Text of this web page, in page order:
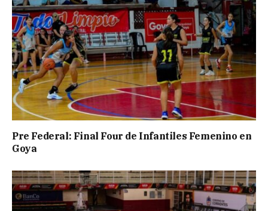
Pre Federal: Final Four de Infantiles Femenino en
Goya